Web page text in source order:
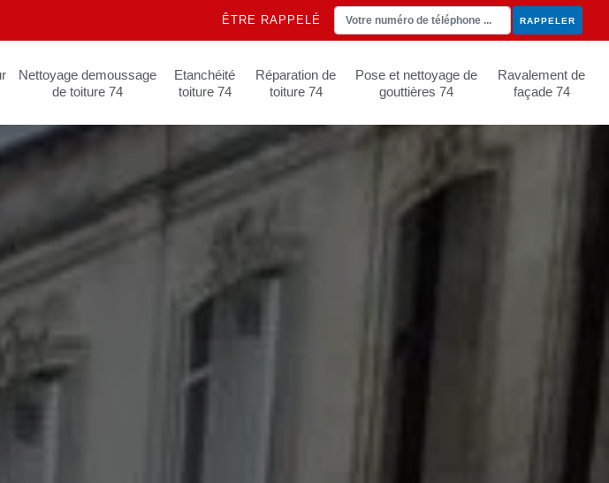
ÊTRE RAPPELÉ
Nettoyage demoussage
de toiture 74
Etanchéité
toiture 74
Réparation de
toiture 74
Pose et nettoyage de
gouttières 74
Ravalement de
façade 74